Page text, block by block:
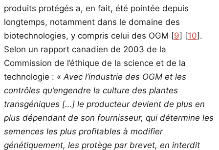
produits protégés a, en fait, été pointée depuis
longtemps, notamment dans le domaine des
biotechnologies, y compris celui des OGM [9] [10] .
Selon un rapport canadien de 2003 de la
Commission de l’éthique de la science et de la
technologie : « Avec l’industrie des OGM et les
contrôles qu’engendre la culture des plantes
transgéniques […] le producteur devient de plus en
plus dépendant de son fournisseur, qui détermine les
semences les plus profitables à modifier
génétiquement, les protège par brevet, en interdit